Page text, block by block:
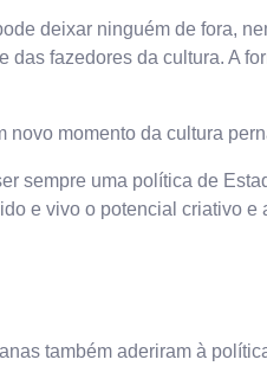
deixar ninguém de fora,
fazedores da cultura. A
momento da cultura
sempre uma política de
e vivo o potencial criativo
também aderiram à